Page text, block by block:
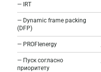
— IRT
— Dynamic frame packing
(DFP)
— PROFIenergy
— Пуск согласно
приоритету